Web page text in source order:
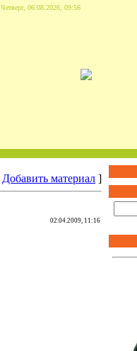
Четверг, 06.08.2026, 09:56
Добавить материал ]
02.04.2009, 11:16